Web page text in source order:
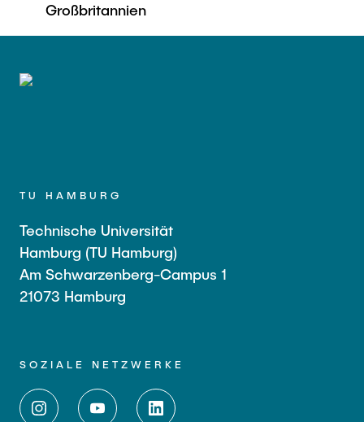
Großbritannien
TU HAMBURG
Technische Universität
Hamburg (TU Hamburg)
Am Schwarzenberg-Campus 1
21073 Hamburg
SOZIALE NETZWERKE